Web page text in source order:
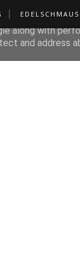
EDELSCHMAUS
from Google to
along with
and address